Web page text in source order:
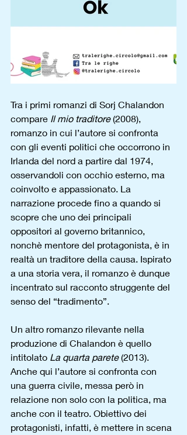
Tra i primi romanzi di Sorj Chalandon
compare Il mio traditore (2008),
romanzo in cui l’autore si confronta
con gli eventi politici che occorrono in
Irlanda del nord a partire dal 1974,
osservandoli con occhio esterno, ma
coinvolto e appassionato. La
narrazione procede fino a quando si
scopre che uno dei principali
oppositori al governo britannico,
nonchè mentore del protagonista, è in
realtà un traditore della causa. Ispirato
a una storia vera, il romanzo è dunque
incentrato sul racconto struggente del
senso del “tradimento”.
Un altro romanzo rilevante nella
produzione di Chalandon è quello
intitolato La quarta parete (2013).
Anche qui l’autore si confronta con
una guerra civile, messa però in
relazione non solo con la politica, ma
anche con il teatro. Obiettivo dei
protagonisti, infatti, è mettere in scena